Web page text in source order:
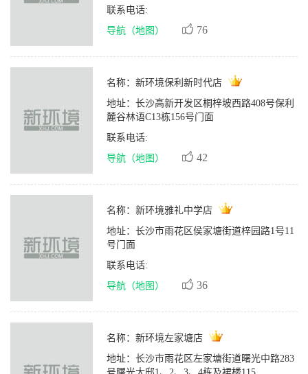
联系电话:
导航（地图）
76
名称： 新环境保利新时代店
地址： 长沙高新开发区桐梓坡西路408号保利
麓谷林语C13栋156号门面
联系电话:
导航（地图）
42
名称： 新环境雅礼中学店
地址： 长沙市雨花区侯家塘街道梓园路1号11
号门面
联系电话:
导航（地图）
36
名称： 新环境左家塘店
地址： 长沙市雨花区左家塘街道曙光中路283